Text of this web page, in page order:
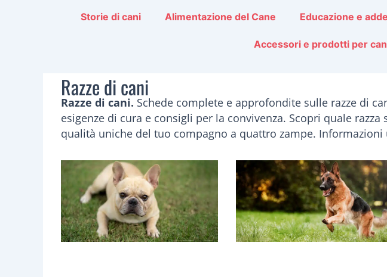
Storie di cani Alimentazione del Cane Educazione e
Accessori e prodotti per
Razze di cani
Razze di cani. Schede complete e approfondite sulle razze di
esigenze di cura e consigli per la convivenza. Scopri quale
qualità uniche del tuo compagno a quattro zampe.